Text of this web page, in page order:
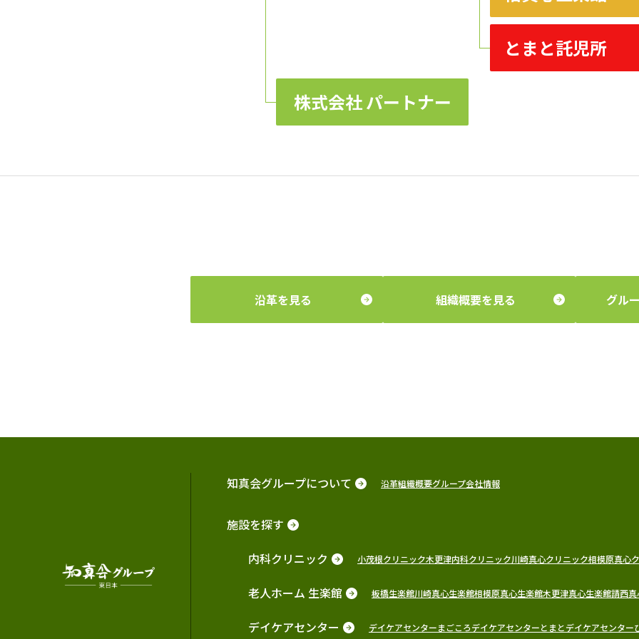
とまと託児所
株式会社 パートナー
沿革を見る 組織概要を見る グル
知真会グループについて 沿革組織概要グループ会社情報
施設を探す
内科クリニック
小茂根クリニック木更津内科クリニック川崎真心クリニック相模原真心
老人ホーム 生楽館 板橋生楽館川崎真心生楽館相模原真心生楽館木更津真心生楽館請西
デイケアセンター デイケアセンターまごころデイケアセンターとまとデイケアセンター